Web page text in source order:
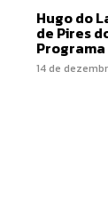
Hugo do
de Pires
14 de